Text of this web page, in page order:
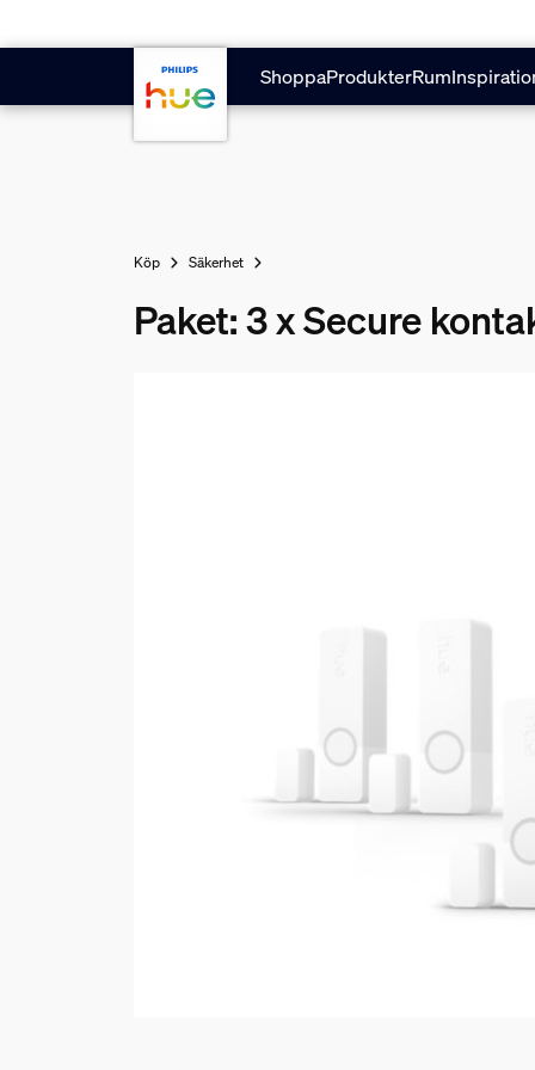
ShoppaProdukterRum
Köp Säkerhet
Paket: 3 x Secure